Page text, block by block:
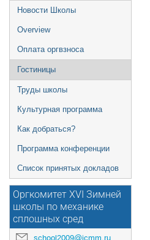
Event
menu
Новости Школы
Overview
Оплата оргвзноса
Гостиницы
Труды школы
Культурная программа
Как добраться?
Программа конференции
Список принятых докладов
Оргкомитет XVI Зимней
школы по механике
сплошных сред
school2009@icmm.ru